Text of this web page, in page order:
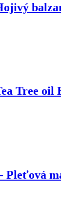
Tree oil